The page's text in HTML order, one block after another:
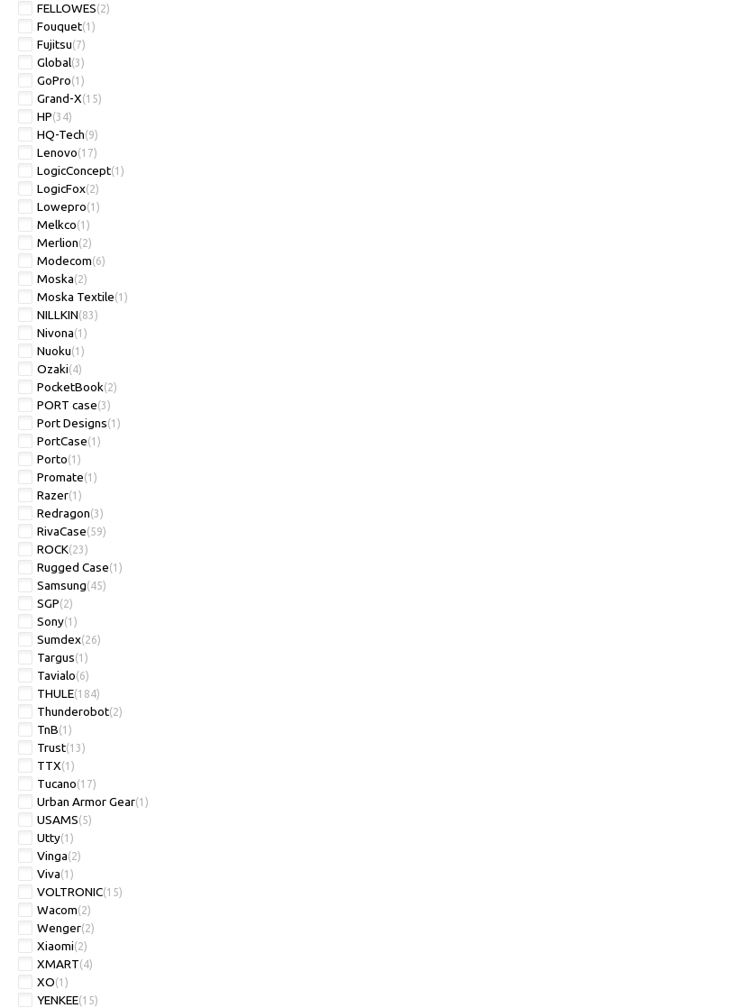
FELLOWES(2)
Fouquet(1)
Fujitsu(7)
Global(3)
GoPro(1)
Grand-X(15)
HP(34)
HQ-Tech(9)
Lenovo(17)
LogicConcept(1)
LogicFox(2)
Lowepro(1)
Melkco(1)
Merlion(2)
Modecom(6)
Moska(2)
Moska Textile(1)
NILLKIN(83)
Nivona(1)
Nuoku(1)
Ozaki(4)
PocketBook(2)
PORT case(3)
Port Designs(1)
PortCase(1)
Porto(1)
Promate(1)
Razer(1)
Redragon(3)
RivaCase(59)
ROCK(23)
Rugged Case(1)
Samsung(45)
SGP(2)
Sony(1)
Sumdex(26)
Targus(1)
Tavialo(6)
THULE(184)
Thunderobot(2)
TnB(1)
Trust(13)
TTX(1)
Tucano(17)
Urban Armor Gear(1)
USAMS(5)
Utty(1)
Vinga(2)
Viva(1)
VOLTRONIC(15)
Wacom(2)
Wenger(2)
Xiaomi(2)
XMART(4)
XO(1)
YENKEE(15)